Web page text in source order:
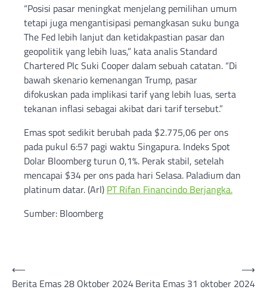
“Posisi pasar meningkat menjelang pemilihan umum
tetapi juga mengantisipasi pemangkasan suku bunga
The Fed lebih lanjut dan ketidakpastian pasar dan
geopolitik yang lebih luas,” kata analis Standard
Chartered Plc Suki Cooper dalam sebuah catatan. “Di
bawah skenario kemenangan Trump, pasar
difokuskan pada implikasi tarif yang lebih luas, serta
tekanan inflasi sebagai akibat dari tarif tersebut.”
Emas spot sedikit berubah pada $2.775,06 per ons
pada pukul 6:57 pagi waktu Singapura. Indeks Spot
Dolar Bloomberg turun 0,1%. Perak stabil, setelah
mencapai $34 per ons pada hari Selasa. Paladium dan
platinum datar. (Arl) PT Rifan Financindo Berjangka.
Sumber: Bloomberg
Post
navigation
⟵
Berita Emas 28 Oktober 2024Berita Emas 31 oktober 2024
⟶